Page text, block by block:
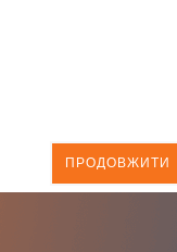
ПРОДОВЖИТИ